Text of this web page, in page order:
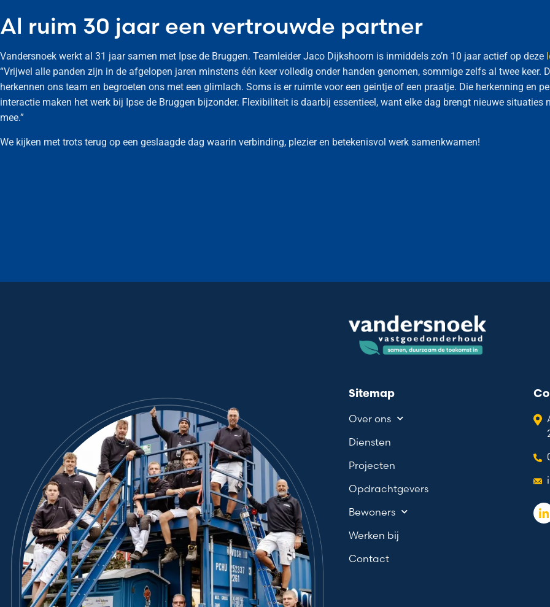
Al ruim 30 jaar een vertrouwde partner
Vandersnoek werkt al 31 jaar samen met Ipse de Bruggen. Teamleider Jaco Dijkshoorn is inmiddels zo’n 10 jaar actief op deze
“Vrijwel alle panden zijn in de afgelopen jaren minstens één keer volledig onder handen genomen, sommige zelfs al twee keer.
herkennen ons team en begroeten ons met een glimlach. Soms is er ruimte voor een geintje of een praatje. Die herkenning en
interactie maken het werk bij Ipse de Bruggen bijzonder. Flexibiliteit is daarbij essentieel, want elke dag brengt nieuwe situaties
mee.”
We kijken met trots terug op een geslaagde dag waarin verbinding, plezier en betekenisvol werk samenkwamen!
Sitemap
Over ons
Diensten
Projecten
Opdrachtgevers
Bewoners
Werken bij
Contact